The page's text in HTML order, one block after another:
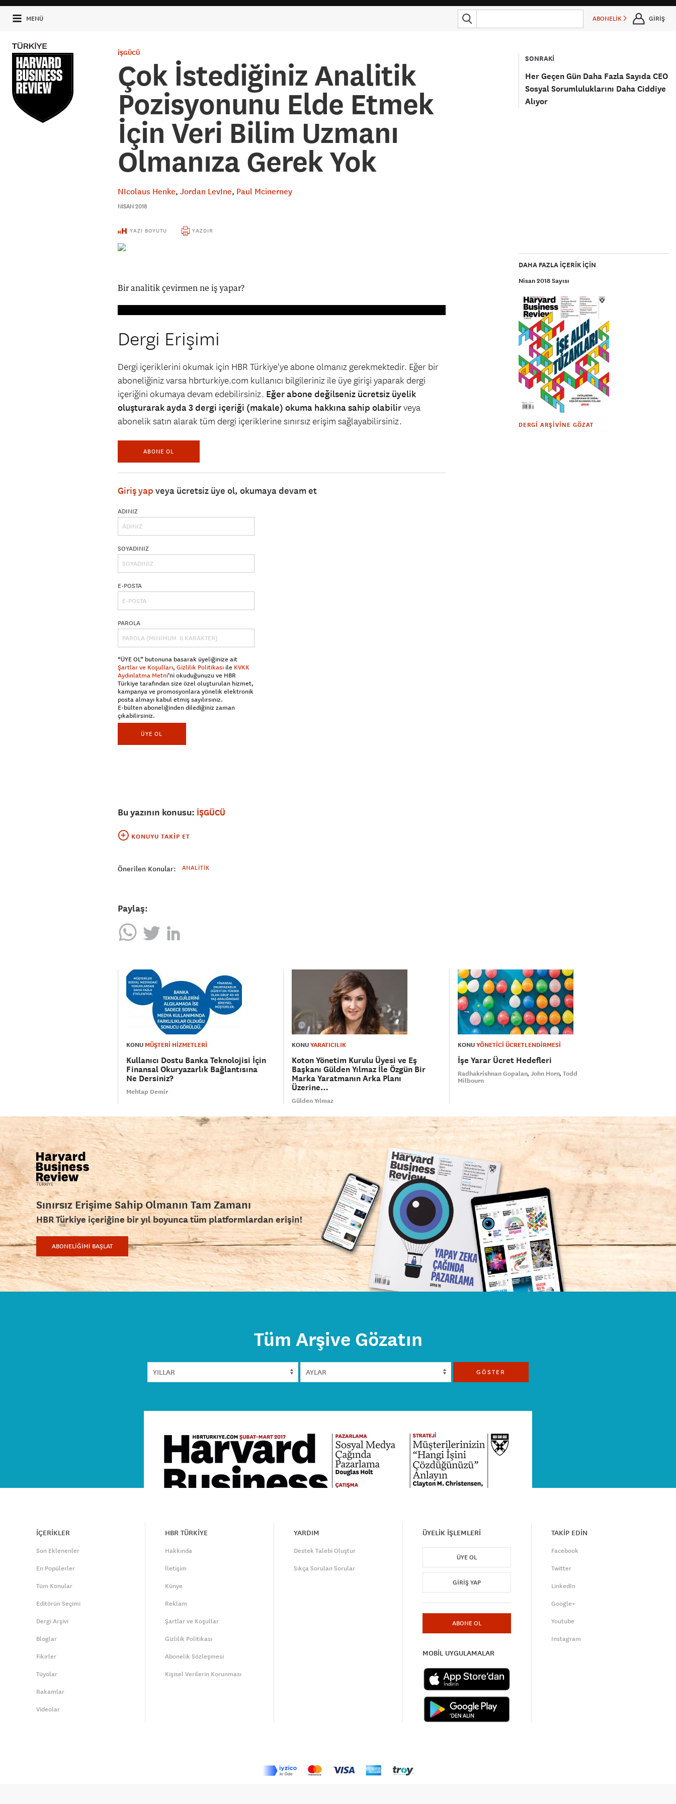
MENÜ ABONELİK GİRİŞ
SONRAKİ
Her Geçen Gün Daha Fazla Sayıda CEO
Sosyal Sorumluluklarını Daha Ciddiye
Alıyor
İŞGÜCÜ
Çok İstediğiniz Analitik
Pozisyonunu Elde Etmek
İçin Veri Bilim Uzmanı
Olmanıza Gerek Yok
NIcolaus Henke Jordan LevIne Paul Mcinerney
NISAN 2018
YAZI BOYUTU YAZDIR
DAHA FAZLA IÇERIK IÇIN
Nisan 2018 Sayısı
DERGI ARŞIVINE GÖZAT
Bir analitik çevirmen ne iş yapar?
Dergi Erişimi
Dergi içeriklerini okumak için HBR Türkiye'ye abone olmanız gerekmektedir. Eğer bir
aboneliğiniz varsa hbrturkiye.com kullanıcı bilgileriniz ile üye girişi yaparak dergi
içeriğini okumaya devam edebilirsiniz. Eğer abone değilseniz ücretsiz üyelik
oluşturarak ayda 3 dergi içeriği (makale) okuma hakkına sahip olabilirveya
abonelik satın alarak tüm dergi içeriklerine sınırsız erişim sağlayabilirsiniz.
ABONE OL
Giriş yap veya ücretsiz üye ol, okumaya devam et
ADINIZ
SOYADINIZ
E-POSTA
PAROLA
“ÜYE OL” butonuna basarak üyeliğinize ait
Şartlar ve Koşulları, Gizlilik Politikası ile KVKK
Aydınlatma Metni’ni okuduğunuzu ve HBR
Türkiye tarafından size özel oluşturulan hizmet,
kampanya ve promosyonlara yönelik elektronik
posta almayı kabul etmiş sayılırsınız.
E-bülten aboneliğinden dilediğiniz zaman
çıkabilirsiniz.
ÜYE OL
Bu yazının konusu: İŞGÜCÜ
KONUYU TAKIP ET
Önerilen Konular: ANALITIK
Paylaş:
KONU MÜŞTERİ HİZMETLERİ
Kullanıcı Dostu Banka Teknolojisi İçin
Finansal Okuryazarlık Bağlantısına
Ne Dersiniz?
Mehtap Demir
KONUYARATICILIK
Koton Yönetim Kurulu Üyesi ve Eş
Başkanı Gülden Yılmaz İle Özgün Bir
Marka Yaratmanın Arka Planı
Üzerine…
Gülden Yılmaz
KONUYÖNETİCİ ÜCRETLENDİRMESİ
İşe Yarar Ücret Hedefleri
Radhakrishnan Gopalan John Horn Todd
Milbourn
Sınırsız Erişime Sahip Olmanın Tam Zamanı
HBR Türkiye içeriğine bir yıl boyunca tüm platformlardan erişin!
ABONELİĞİMİ BAŞLAT
Tüm Arşive Gözatın
GÖSTER
İÇERİKLER
Son Eklenenler
En Popülerler
Tüm Konular
Editörün Seçimi
Dergi Arşivi
Bloglar
Fikirler
Tüyolar
Rakamlar
Videolar
HBR TÜRKİYE
Hakkında
İletişim
Künye
Reklam
Şartlar ve Koşullar
Gizlilik Politikası
Abonelik Sözleşmesi
Kişisel Verilerin Korunması
YARDIM
Destek Talebi Oluştur
Sıkça Sorulan Sorular
ÜYELİK İŞLEMLERİ
ÜYE OL
GIRIŞ YAP
ABONE OL
MOBİL UYGULAMALAR
TAKİP EDİN
Facebook
Twitter
LinkedIn
Google+
Youtube
Instagram